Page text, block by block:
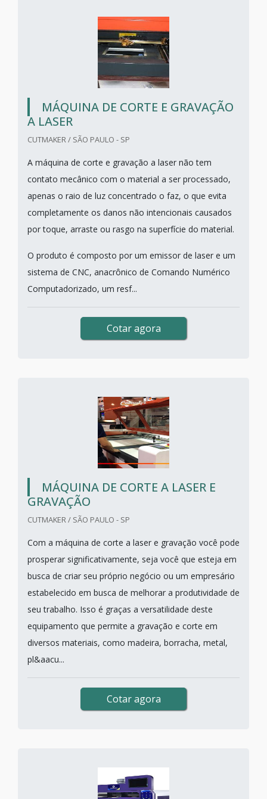
MÁQUINA DE CORTE E GRAVAÇÃO
A LASER
CUTMAKER / SÃO PAULO - SP
A máquina de corte e gravação a laser não tem
contato mecânico com o material a ser processado,
apenas o raio de luz concentrado o faz, o que evita
completamente os danos não intencionais causados
por toque, arraste ou rasgo na superfície do material.
O produto é composto por um emissor de laser e um
sistema de CNC, anacrônico de Comando Numérico
Computadorizado, um resf...
Cotar agora
MÁQUINA DE CORTE A LASER E
GRAVAÇÃO
CUTMAKER / SÃO PAULO - SP
Com a máquina de corte a laser e gravação você pode
prosperar significativamente, seja você que esteja em
busca de criar seu próprio negócio ou um empresário
estabelecido em busca de melhorar a produtividade de
seu trabalho. Isso é graças a versatilidade deste
equipamento que permite a gravação e corte em
diversos materiais, como madeira, borracha, metal,
pl&aacu...
Cotar agora